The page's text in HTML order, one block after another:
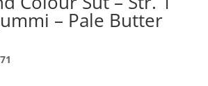
– Pale Butter